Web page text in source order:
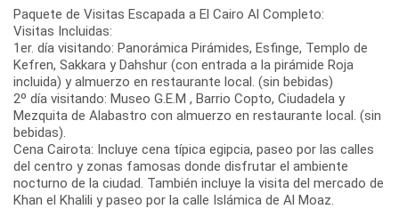
Paquete de Visitas Escapada a El Cairo Al Completo:
Visitas Incluidas:
1er. día visitando: Panorámica Pirámides, Esfinge, Templo de
Kefren, Sakkara y Dahshur (con entrada a la pirámide Roja
incluida) y almuerzo en restaurante local. (sin bebidas)
2º día visitando: Museo G.E.M , Barrio Copto, Ciudadela y
Mezquita de Alabastro con almuerzo en restaurante local. (sin
bebidas).
Cena Cairota: Incluye cena típica egipcia, paseo por las calles
del centro y zonas famosas donde disfrutar el ambiente
nocturno de la ciudad. También incluye la visita del mercado de
Khan el Khalili y paseo por la calle Islámica de Al Moaz.